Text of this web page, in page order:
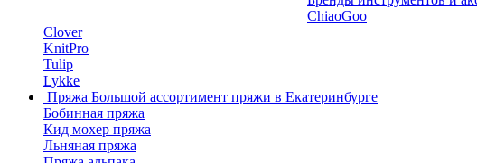
ChiaoGoo
Clover
KnitPro
Tulip
Lykke
Пряжа Большой ассортимент пряжи в Екатеринбурге
Бобинная пряжа
Кид мохер пряжа
Льняная пряжа